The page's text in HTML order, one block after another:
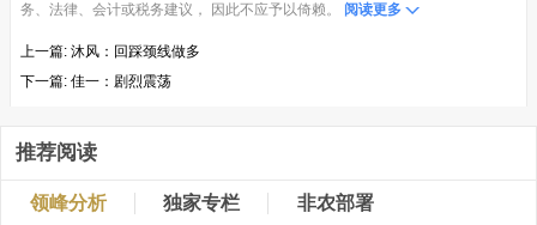
务、法律、会计或税务建议， 因此不应予以倚赖。
阅读更多
上一篇: 沐风：回踩颈线做多
下一篇: 佳一：剧烈震荡
推荐阅读
领峰分析 独家专栏 非农部署